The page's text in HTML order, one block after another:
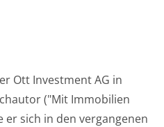
Ott Investment AG in
("Mit Immobilien
sich in den vergangenen